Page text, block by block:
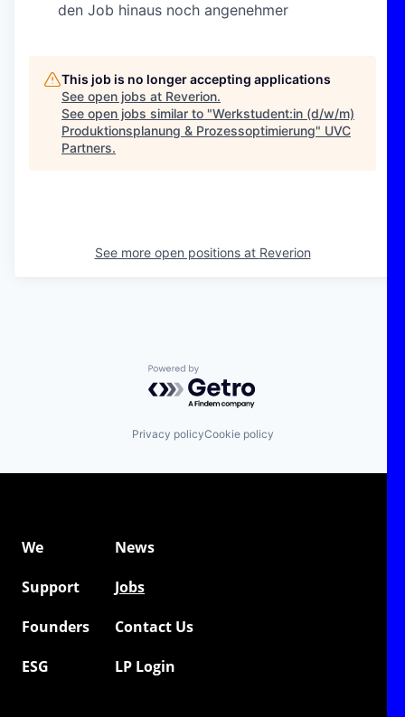
den Job hinaus noch angenehmer
This job is no longer accepting applications
See open jobs at Reverion.
See open jobs similar to "Werkstudent:in (d/w/m)
Produktionsplanung & Prozessoptimierung" UVC
Partners.
See more open positions at Reverion
Powered by Getro.com
Privacy policyCookie policy
We
News
Support
Jobs
Founders
Contact Us
ESG
LP Login